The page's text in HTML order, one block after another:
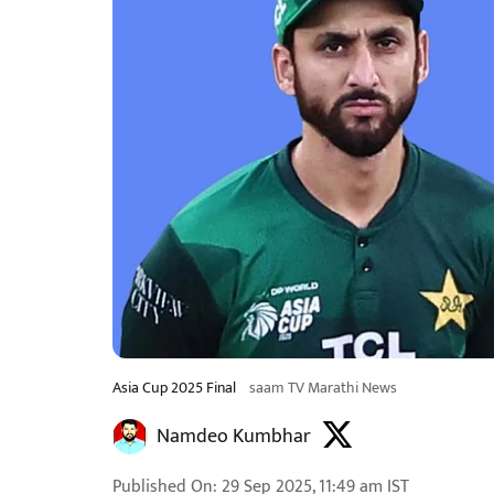
Asia Cup 2025 Final saam TV Marathi News
Namdeo Kumbhar
Published On: 29 Sep 2025, 11:49 am IST